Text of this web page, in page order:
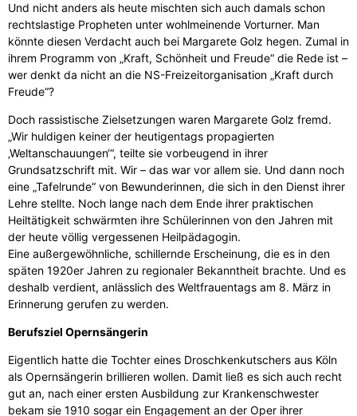
Und nicht anders als heute mischten sich auch damals schon
rechtslastige Propheten unter wohlmeinende Vorturner. Man
könnte diesen Verdacht auch bei Margarete Golz hegen. Zumal in
ihrem Programm von „Kraft, Schönheit und Freude“ die Rede ist –
wer denkt da nicht an die NS-Freizeitorganisation „Kraft durch
Freude“?
Doch rassistische Zielsetzungen waren Margarete Golz fremd.
„Wir huldigen keiner der heutigentags propagierten
‚Weltanschauungen‘“, teilte sie vorbeugend in ihrer
Grundsatzschrift mit. Wir – das war vor allem sie. Und dann noch
eine „Tafelrunde“ von Bewunderinnen, die sich in den Dienst ihrer
Lehre stellte. Noch lange nach dem Ende ihrer praktischen
Heiltätigkeit schwärmten ihre Schülerinnen von den Jahren mit
der heute völlig vergessenen Heilpädagogin.
Eine außergewöhnliche, schillernde Erscheinung, die es in den
späten 1920er Jahren zu regionaler Bekanntheit brachte. Und es
deshalb verdient, anlässlich des Weltfrauentags am 8. März in
Erinnerung gerufen zu werden.
Berufsziel Opernsängerin
Eigentlich hatte die Tochter eines Droschkenkutschers aus Köln
als Opernsängerin brillieren wollen. Damit ließ es sich auch recht
gut an, nach einer ersten Ausbildung zur Krankenschwester
bekam sie 1910 sogar ein Engagement an der Oper ihrer